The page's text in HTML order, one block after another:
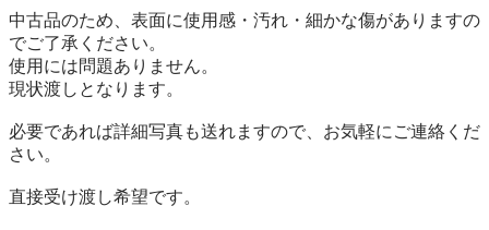
中古品のため、表面に使用感・汚れ・細かな傷がありますの
でご了承ください。
使用には問題ありません。
現状渡しとなります。
必要であれば詳細写真も送れますので、お気軽にご連絡くだ
さい。